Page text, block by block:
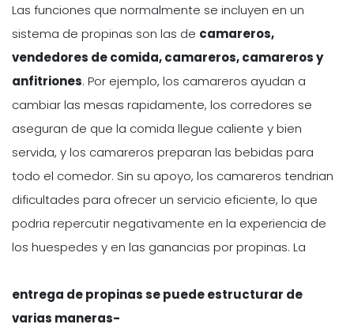
Las funciones que normalmente se incluyen en un
sistema de propinas son las de camareros,
vendedores de comida, camareros, camareros y
anfitriones. Por ejemplo, los camareros ayudan a
cambiar las mesas rapidamente, los corredores se
aseguran de que la comida llegue caliente y bien
servida, y los camareros preparan las bebidas para
todo el comedor. Sin su apoyo, los camareros tendrian
dificultades para ofrecer un servicio eficiente, lo que
podria repercutir negativamente en la experiencia de
los huespedes y en las ganancias por propinas. La
entrega de propinas se puede estructurar de
varias maneras-